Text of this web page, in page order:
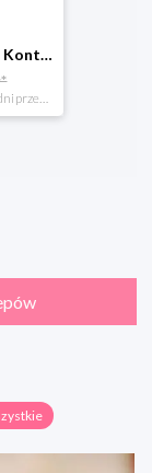
Zabezpieczenia Kontaktów Gniazdek Zaślepki Blokada
*najniższa cena z 30 dni przed obniżką